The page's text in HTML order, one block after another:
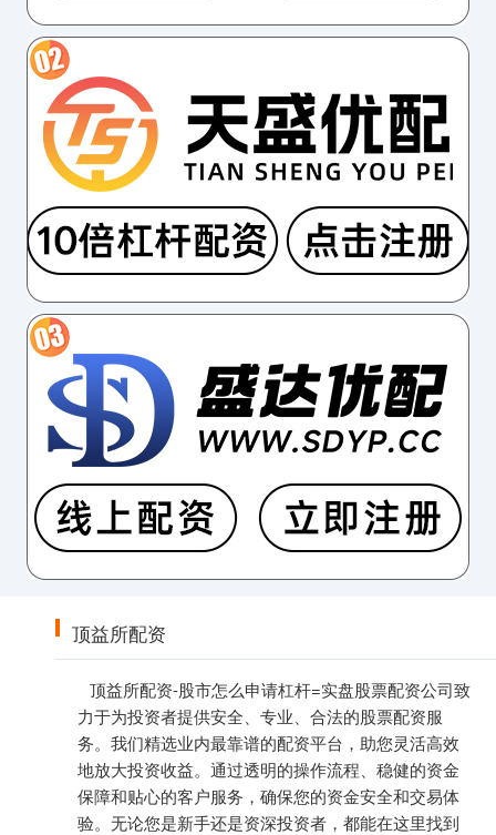
顶益所配资
顶益所配资-股市怎么申请杠杆=实盘股票配资公司致
力于为投资者提供安全、专业、合法的股票配资服
务。我们精选业内最靠谱的配资平台，助您灵活高效
地放大投资收益。通过透明的操作流程、稳健的资金
保障和贴心的客户服务，确保您的资金安全和交易体
验。无论您是新手还是资深投资者，都能在这里找到